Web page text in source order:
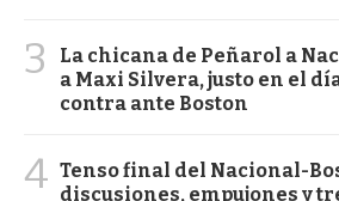
3
La chicana de Peñarol a
a Maxi Silvera, justo en el
contra ante Boston
4 Tenso final del Nacional-
discusiones, empujones y